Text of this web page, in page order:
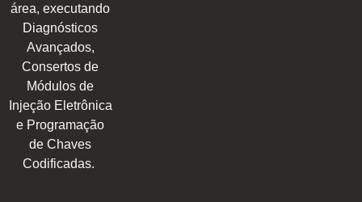
área, executando
Diagnósticos
Avançados,
Consertos de
Módulos de
Injeção Eletrônica
e Programação
de Chaves
Codificadas.